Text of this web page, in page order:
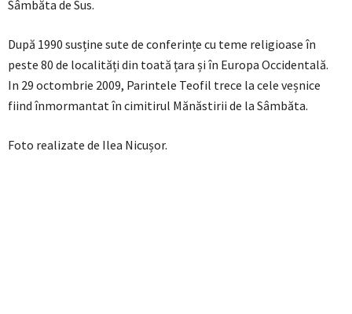
Sâmbăta de Sus.
După 1990 susține sute de conferințe cu teme religioase în
peste 80 de localități din toată țara și în Europa Occidentală.
In 29 octombrie 2009, Parintele Teofil trece la cele veșnice
fiind înmormantat în cimitirul Mănăstirii de la Sâmbăta.
Foto realizate de Ilea Nicușor.